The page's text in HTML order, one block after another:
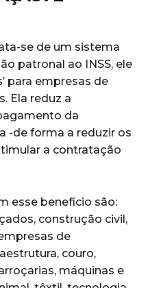
se de um sistema
patronal ao INSS, ele
para empresas de
Ela reduz a
da
-de forma a reduzir os
a contratação
esse benefício são:
construção civil,
de
couro,
máquinas e